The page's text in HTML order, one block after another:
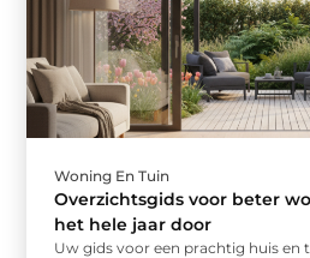
Woning En Tuin
Overzichtsgids voor beter
het hele jaar door
Uw gids voor een prachtig huis en